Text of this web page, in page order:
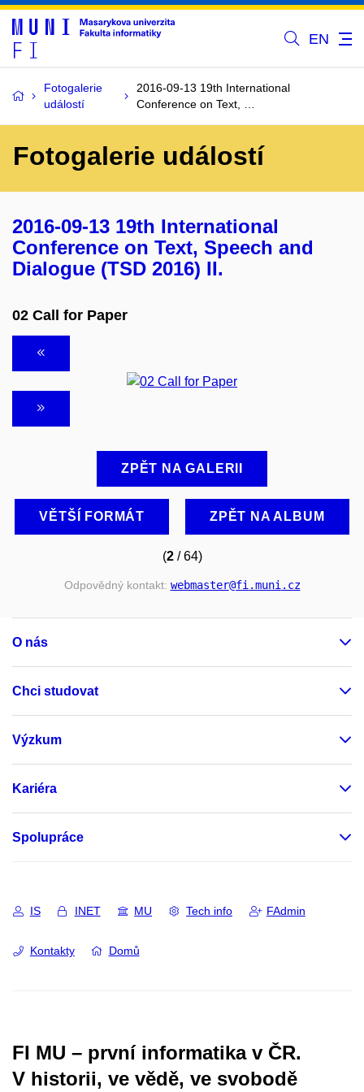
EN
Fotogalerie
událostí
2016-09-13 19th International
Conference on Text, …
Fotogalerie událostí
2016-09-13 19th International
Conference on Text, Speech and
Dialogue (TSD 2016) II.
02 Call for Paper
ZPĚT NA GALERII
VĚTŠÍ FORMÁT ZPĚT NA ALBUM
(2/ 64)
Odpovědný kontakt: webmaster@fi.muni.cz
O nás
Chci studovat
Výzkum
Kariéra
Spolupráce
IS INET MU Tech info FAdmin
Kontakty Domů
FI MU – první informatika v ČR.
V historii, ve vědě, ve svobodě